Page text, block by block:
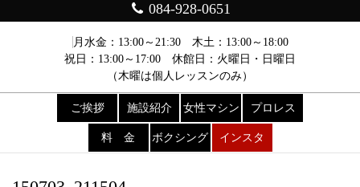
月水金：13:00～21:30 木土：13:00～18:00
祝日：13:00～17:00 休館日：火曜日・日曜日
（木曜は個人レッスンのみ）
084-928-0651
ご挨拶 施設紹介 女性マシン プロレス
料 金 ボクシング インスタ